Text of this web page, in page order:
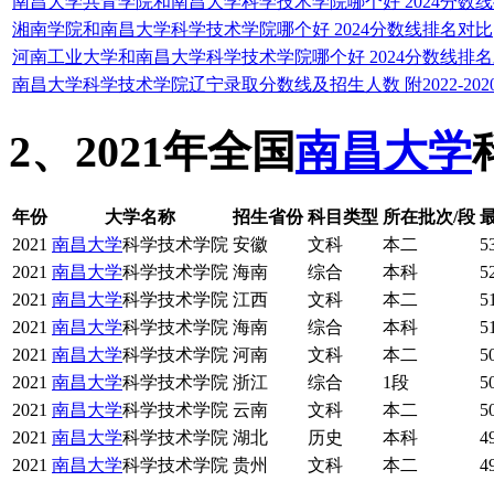
湘南学院和南昌大学科学技术学院哪个好 2024分数线排名对比
河南工业大学和南昌大学科学技术学院哪个好 2024分数线排
南昌大学科学技术学院辽宁录取分数线及招生人数 附2022-
2、2021年全国南昌大学
年份 大学名称 招生省份 科目类型 所在批次/段
2021 南昌大学科学技术学院 安徽 文科 本二
2021 南昌大学科学技术学院 海南 综合 本科
2021 南昌大学科学技术学院 江西 文科 本二
2021 南昌大学科学技术学院 海南 综合 本科
2021 南昌大学科学技术学院 河南 文科 本二
2021 南昌大学科学技术学院 浙江 综合 1段
2021 南昌大学科学技术学院 云南 文科 本二
2021 南昌大学科学技术学院 湖北 历史 本科
2021 南昌大学科学技术学院 贵州 文科 本二